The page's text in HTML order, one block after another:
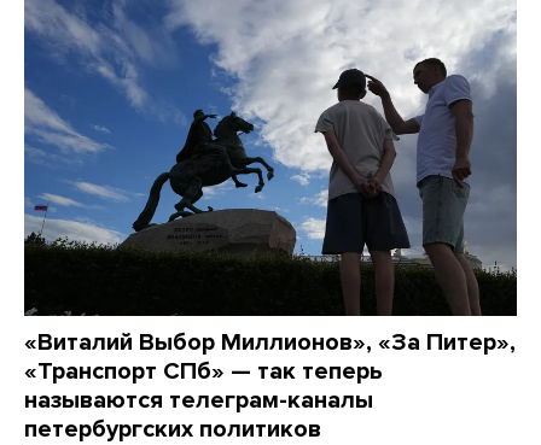
«Виталий Выбор Миллионов», «За Питер»,
«Транспорт СПб» — так теперь
называются телеграм-каналы
петербургских политиков